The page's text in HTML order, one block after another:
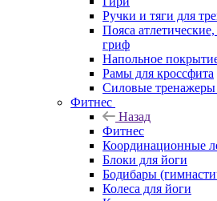
Ручки и тяги для
Пояса
гриф
Напольное
Рамы для кроссфита
Силовые тренажеры
Фитнес
Назад
Фитнес
Координационные
Блоки для йоги
Бодибары
Колеса для йоги